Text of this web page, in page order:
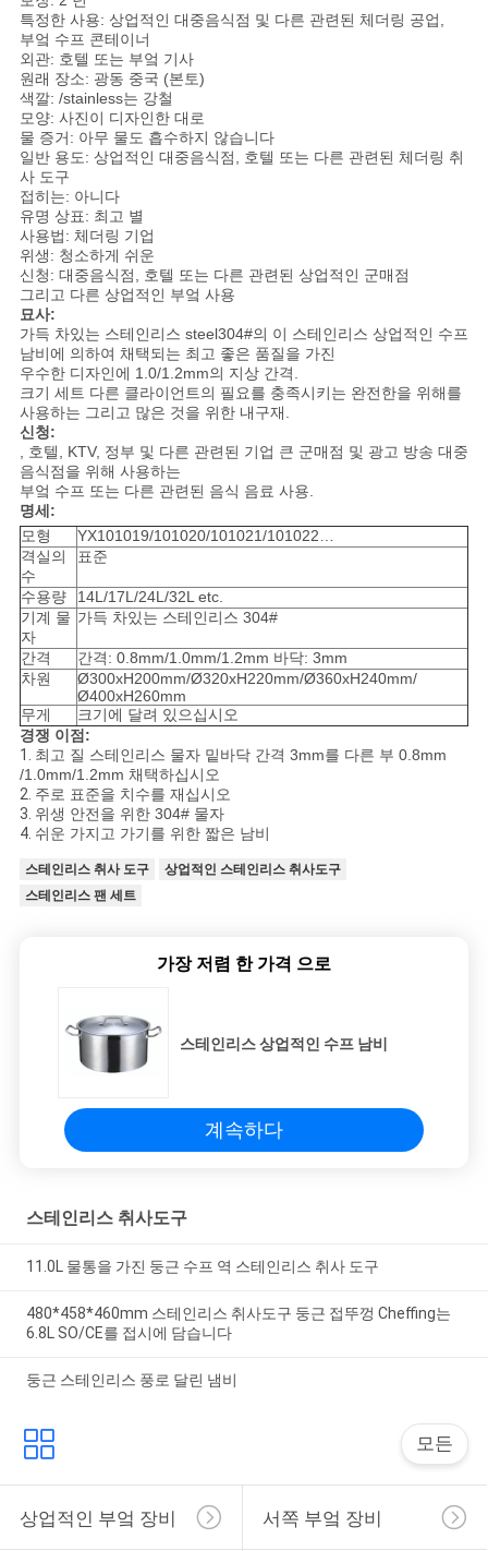
뉴
스
경
우
VR
사
이
트
맵
PRIVACY
POLICY
특정한 사용: 상업적인 대중음식점 및 다른 관련된 체더링 공업,
부엌 수프 콘테이너
외관: 호텔 또는 부엌 기사
원래 장소: 광동 중국 (본토)
색깔: /stainless는 강철
모양: 사진이 디자인한 대로
물 증거: 아무 물도 흡수하지 않습니다
일반 용도: 상업적인 대중음식점, 호텔 또는 다른 관련된 체더링 취
사 도구
접히는: 아니다
유명 상표: 최고 별
사용법: 체더링 기업
위생: 청소하게 쉬운
신청: 대중음식점, 호텔 또는 다른 관련된 상업적인 군매점
그리고 다른 상업적인 부엌 사용
묘사:
가득 차있는 스테인리스 steel304#의 이 스테인리스 상업적인 수프
남비에 의하여 채택되는 최고 좋은 품질을 가진
우수한 디자인에 1.0/1.2mm의 지상 간격.
크기 세트 다른 클라이언트의 필요를 충족시키는 완전한을 위해를
사용하는 그리고 많은 것을 위한 내구재.
신청:
, 호텔, KTV, 정부 및 다른 관련된 기업 큰 군매점 및 광고 방송 대중
음식점을 위해 사용하는
부엌 수프 또는 다른 관련된 음식 음료 사용.
명세:
모형
YX101019/101020/101021/101022…
격실의
수
표준
수용량
14L/17L/24L/32L etc.
기계 물
자
가득 차있는 스테인리스 304#
간격
간격: 0.8mm/1.0mm/1.2mm 바닥: 3mm
차원
Ø300xH200mm/Ø320xH220mm/Ø360xH240mm/
Ø400xH260mm
무게
크기에 달려 있으십시오
경쟁 이점:
1. 최고 질 스테인리스 물자 밑바닥 간격 3mm를 다른 부 0.8mm
/1.0mm/1.2mm 채택하십시오
2. 주로 표준을 치수를 재십시오
3. 위생 안전을 위한 304# 물자
4. 쉬운 가지고 가기를 위한 짧은 남비
스테인리스 취사 도구
상업적인 스테인리스 취사도구
스테인리스 팬 세트
가장 저렴 한 가격 으로
스테인리스 상업적인 수프 남비
계속하다
스테인리스 취사도구
11.0L 물통을 가진 둥근 수프 역 스테인리스 취사 도구
480*458*460mm 스테인리스 취사도구 둥근 접뚜껑 Cheffing는
6.8L SO/CE를 접시에 담습니다
둥근 스테인리스 풍로 달린 냄비
모든
상업적인 부엌 장비 서쪽 부엌 장비